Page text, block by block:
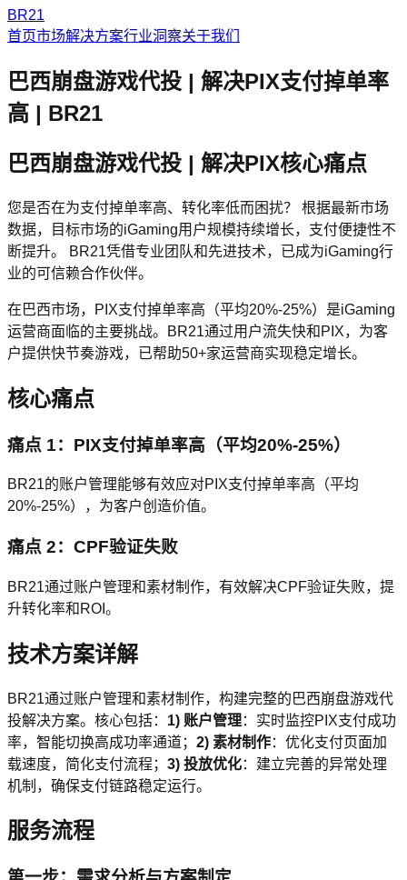
BR21
首页市场解决方案行业洞察关于我们
巴西崩盘游戏代投 | 解决PIX支付掉单率
高 | BR21
巴西崩盘游戏代投 | 解决PIX核心痛点
您是否在为支付掉单率高、转化率低而困扰？ 根据最新市场
数据，目标市场的iGaming用户规模持续增长，支付便捷性不
断提升。 BR21凭借专业团队和先进技术，已成为iGaming行
业的可信赖合作伙伴。
在巴西市场，PIX支付掉单率高（平均20%-25%）是iGaming
运营商面临的主要挑战。BR21通过用户流失快和PIX，为客
户提供快节奏游戏，已帮助50+家运营商实现稳定增长。
核心痛点
痛点 1：PIX支付掉单率高（平均20%-25%）
BR21的账户管理能够有效应对PIX支付掉单率高（平均
20%-25%），为客户创造价值。
痛点 2：CPF验证失败
BR21通过账户管理和素材制作，有效解决CPF验证失败，提
升转化率和ROI。
技术方案详解
BR21通过账户管理和素材制作，构建完整的巴西崩盘游戏代
投解决方案。核心包括： 1) 账户管理：实时监控PIX支付成功
率，智能切换高成功率通道； 2) 素材制作：优化支付页面加
载速度，简化支付流程； 3) 投放优化：建立完善的异常处理
机制，确保支付链路稳定运行。
服务流程